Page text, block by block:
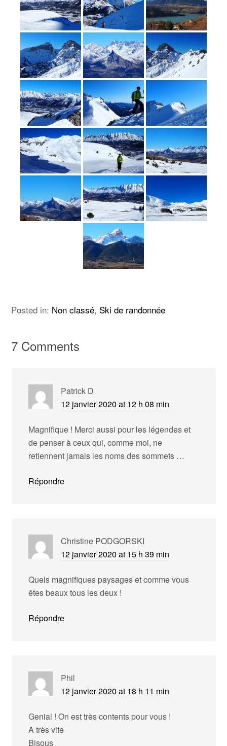
Posted in: Non classé, Ski de randonnée
7 Comments
Patrick D
12 janvier 2020 at 12 h 08 min
Magnifique ! Merci aussi pour les légendes et
de penser à ceux qui, comme moi, ne
retiennent jamais les noms des sommets …
Répondre
Christine PODGORSKI
12 janvier 2020 at 15 h 39 min
Quels magnifiques paysages et comme vous
êtes beaux tous les deux !
Répondre
Phil
12 janvier 2020 at 18 h 11 min
Genial ! On est très contents pour vous !
A très vite
Bisous